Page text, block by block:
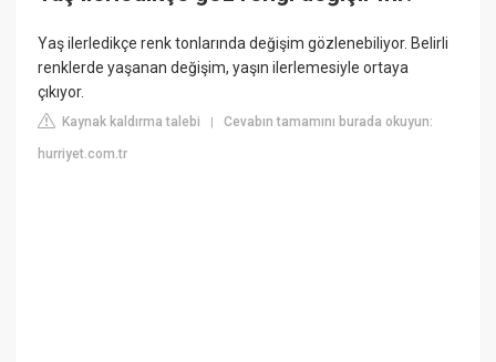
Yaş ilerledikçe renk tonlarında değişim gözlenebiliyor. Belirli
renklerde yaşanan değişim, yaşın ilerlemesiyle ortaya
çıkıyor.
Kaynak kaldırma talebi |Cevabın tamamını burada okuyun:
hurriyet.com.tr